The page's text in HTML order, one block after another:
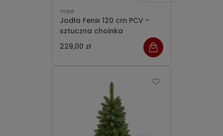
Virpol
Jodła Fenix 120 cm PCV -
sztuczna choinka
229,00 zł